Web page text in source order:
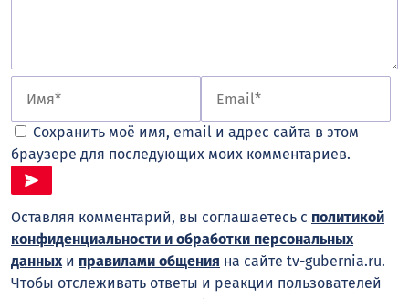
Сохранить моё имя, email и адрес сайта в этом
браузере для последующих моих комментариев.
Оставляя комментарий, вы соглашаетесь с политикой
конфиденциальности и обработки персональных
данныхи правилами общения на сайте tv-gubernia.ru.
Чтобы отслеживать ответы и реакции пользователей